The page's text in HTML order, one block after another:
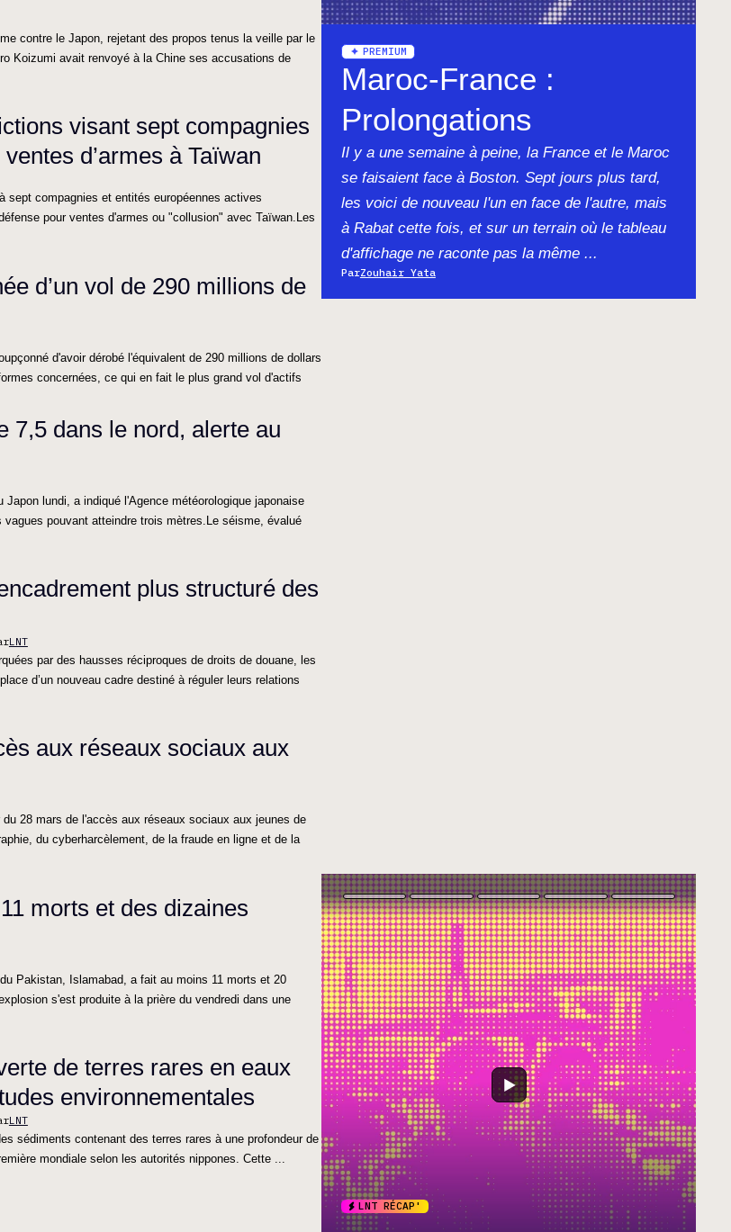
contre le Japon, rejetant des propos tenus la veille par le
Koizumi avait renvoyé à la Chine ses accusations de
visant sept compagnies
d’armes à Taïwan
sept compagnies et entités européennes actives
pour ventes d'armes ou "collusion" avec Taïwan.Les
d’un vol de 290 millions de
d'avoir dérobé l'équivalent de 290 millions de dollars
concernées, ce qui en fait le plus grand vol d'actifs
7,5 dans le nord, alerte au
lundi, a indiqué l'Agence météorologique japonaise
pouvant atteindre trois mètres.Le séisme, évalué
plus structuré des
LNT
par des hausses réciproques de droits de douane, les
d’un nouveau cadre destiné à réguler leurs relations
aux réseaux sociaux aux
28 mars de l'accès aux réseaux sociaux aux jeunes de
du cyberharcèlement, de la fraude en ligne et de la
morts et des dizaines
Pakistan, Islamabad, a fait au moins 11 morts et 20
s'est produite à la prière du vendredi dans une
de terres rares en eaux
environnementales
LNT
sédiments contenant des terres rares à une profondeur de
mondiale selon les autorités nippones. Cette ...
PREMIUM
Maroc-France :
Prolongations
Il y a une semaine à peine, la France et le Maroc
se faisaient face à Boston. Sept jours plus tard,
les voici de nouveau l'un en face de l'autre, mais
à Rabat cette fois, et sur un terrain où le tableau
d'affichage ne raconte pas la même ...
ParZouhair Yata
LNT RÉCAP'